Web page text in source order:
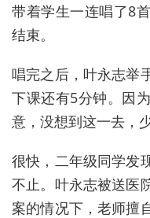
带着学生一连唱了8
结束。
唱完之后，叶永志举
下课还有5分钟。因
意，没想到这一去，
很快，二年级同学发
不止。叶永志被送医
案的情况下，老师擅